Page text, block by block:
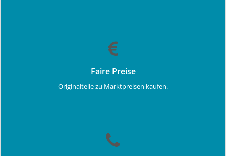
Faire Preise
Originalteile zu Marktpreisen kaufen.